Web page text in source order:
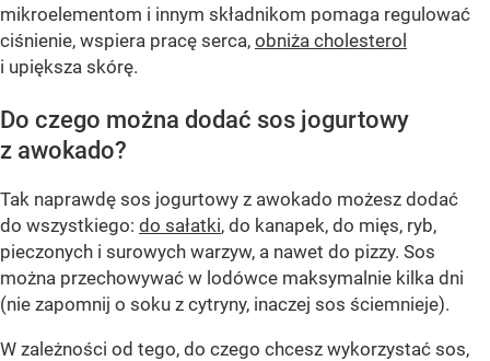
mikroelementom i innym składnikom pomaga regulować
ciśnienie, wspiera pracę serca, obniża cholesterol
i upiększa skórę.
Do czego można dodać sos jogurtowy
z awokado?
Tak naprawdę sos jogurtowy z awokado możesz dodać
do wszystkiego: do sałatki, do kanapek, do mięs, ryb,
pieczonych i surowych warzyw, a nawet do pizzy. Sos
można przechowywać w lodówce maksymalnie kilka dni
(nie zapomnij o soku z cytryny, inaczej sos ściemnieje).
W zależności od tego, do czego chcesz wykorzystać sos,